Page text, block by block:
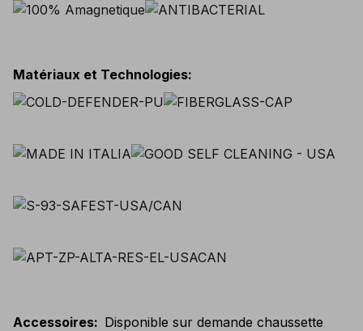
Matériaux et Technologies:
Accessoires: Disponible sur demande chaussette